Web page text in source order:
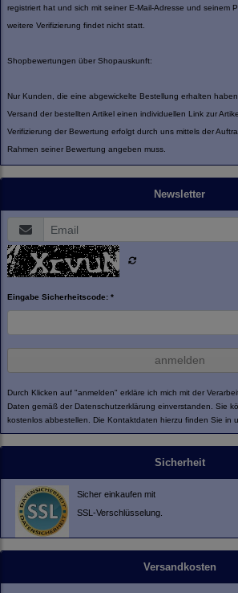
registriert hat und sich mit seiner E-Mail-Adresse und seinem
weitere Verifizierung findet nicht statt.
Shopbewertungen über Shopauskunft:
Nur Kunden, die eine abgewickelte Bestellung erhalten
Versand der bestellten Artikel einen individuellen Link zur
Verifizierung der Bewertung erfolgt durch uns mittels der
Rahmen seiner Bewertung angeben muss.
Newsletter
Eingabe Sicherheitscode: *
anmelden
Durch Klicken auf "anmelden" erkläre ich mich mit der
Daten gemäß der Datenschutzerklärung einverstanden. Sie
kostenlos abbestellen. Die Kontaktdaten hierzu finden Sie in
Sicherheit
Sicher einkaufen mit
SSL-Verschlüsselung.
Versandkosten